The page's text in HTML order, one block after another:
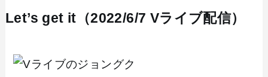
Let’s get it（2022/6/7 Vライブ配信）